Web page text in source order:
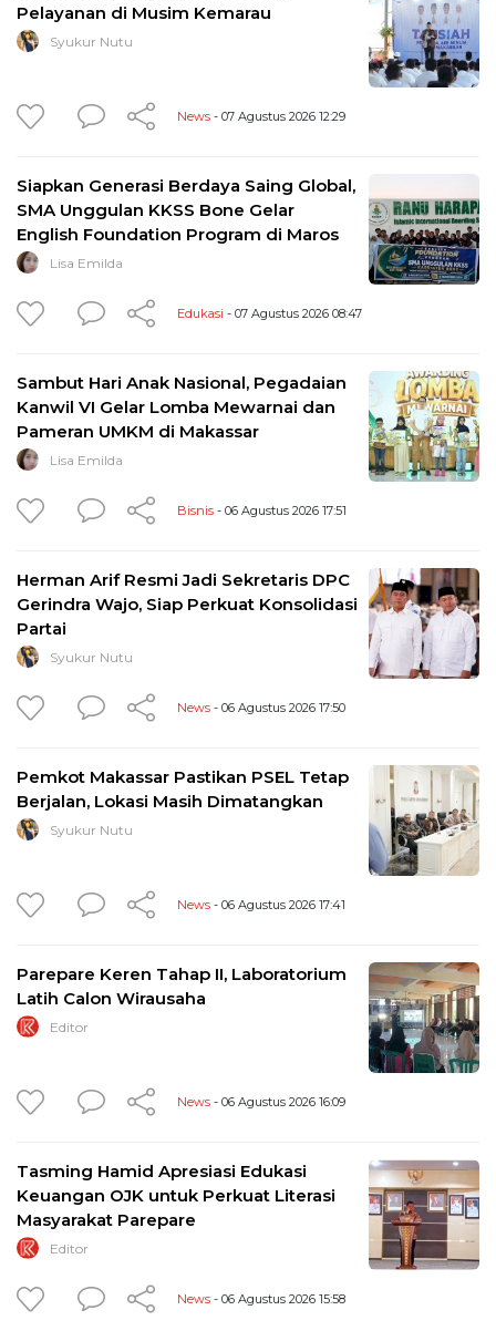
Pelayanan di Musim Kemarau
Syukur Nutu
News - 07 Agustus 2026 12:29
Siapkan Generasi Berdaya Saing Global,
SMA Unggulan KKSS Bone Gelar
English Foundation Program di Maros
Lisa Emilda
Edukasi - 07 Agustus 2026 08:47
Sambut Hari Anak Nasional, Pegadaian
Kanwil VI Gelar Lomba Mewarnai dan
Pameran UMKM di Makassar
Lisa Emilda
Bisnis - 06 Agustus 2026 17:51
Herman Arif Resmi Jadi Sekretaris DPC
Gerindra Wajo, Siap Perkuat Konsolidasi
Partai
Syukur Nutu
News - 06 Agustus 2026 17:50
Pemkot Makassar Pastikan PSEL Tetap
Berjalan, Lokasi Masih Dimatangkan
Syukur Nutu
News - 06 Agustus 2026 17:41
Parepare Keren Tahap II, Laboratorium
Latih Calon Wirausaha
Editor
News - 06 Agustus 2026 16:09
Tasming Hamid Apresiasi Edukasi
Keuangan OJK untuk Perkuat Literasi
Masyarakat Parepare
Editor
News - 06 Agustus 2026 15:58